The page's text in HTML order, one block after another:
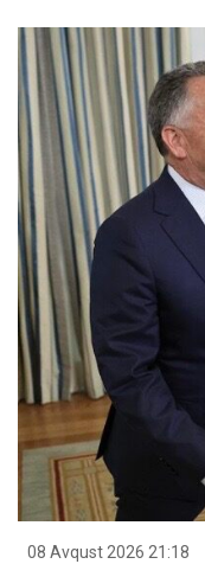
08 Avqust 2026 21:18